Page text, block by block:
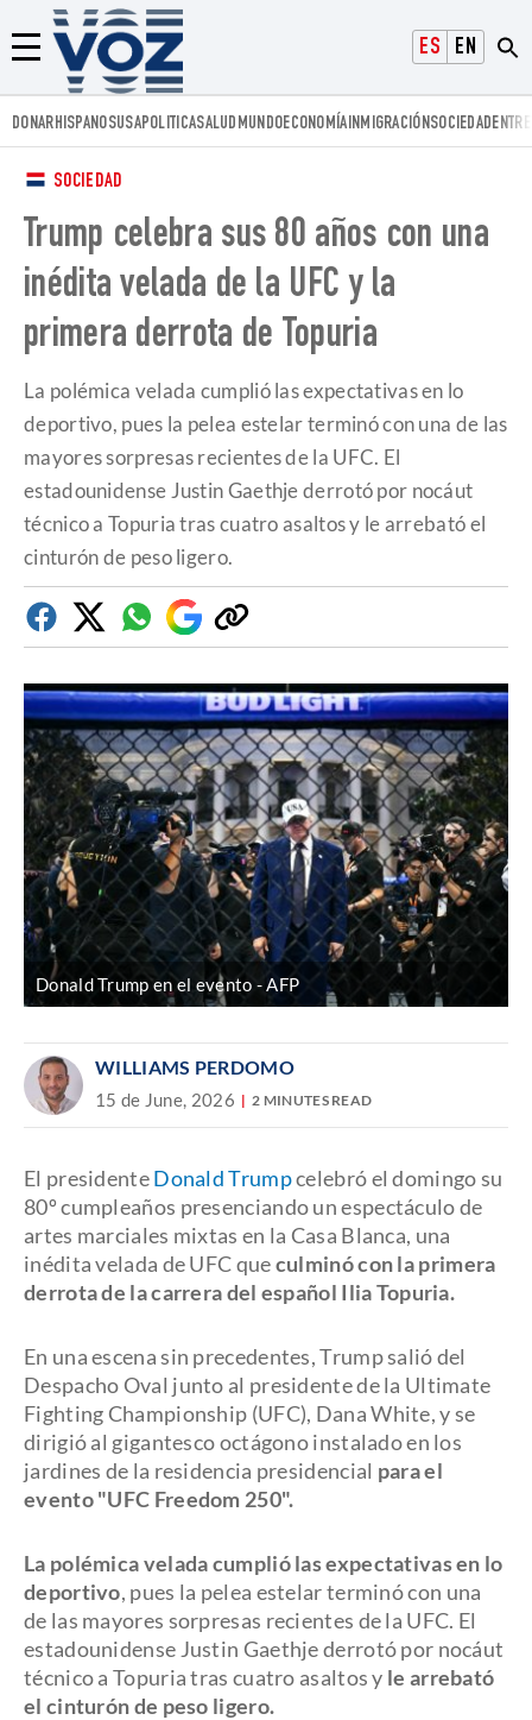
ESPAÑOLENGLISH
Menú
Voz.us
DONARHISPANOSUSAPOLITICASALUD MUNDOECONOMÍAINMIGRACIÓNSOCIEDAD
SOCIEDAD
Trump celebra sus 80 años con una
inédita velada de la UFC y la
primera derrota de Topuria
La polémica velada cumplió las expectativas en lo
deportivo, pues la pelea estelar terminó con una de las
mayores sorpresas recientes de la UFC. El
estadounidense Justin Gaethje derrotó por nocáut
técnico a Topuria tras cuatro asaltos y le arrebató el
cinturón de peso ligero.
FacebookTwitterWhatsapp
Google
Discover
Copiar
enlace
Donald Trump en el evento AFP
WILLIAMS PERDOMO
15 de June, 2026 2 MINUTES READ
El presidenteDonald Trumpcelebró el domingo su
80º cumpleaños presenciando un espectáculo de
artes marciales mixtas en la Casa Blanca, una
inédita velada de UFC queculminó con la primera
derrota de la carrera del español Ilia Topuria.
En una escena sin precedentes, Trump salió del
Despacho Oval junto al presidente de la Ultimate
Fighting Championship (UFC), Dana White, y se
dirigió al gigantesco octágono instalado en los
jardines de la residencia presidencial para el
evento "UFC Freedom 250".
La polémica velada cumplió las expectativas en lo
deportivo, pues la pelea estelar terminó con una
de las mayores sorpresas recientes de la UFC. El
estadounidense Justin Gaethje derrotó por nocáut
técnico a Topuria tras cuatro asaltos y le arrebató
el cinturón de peso ligero.